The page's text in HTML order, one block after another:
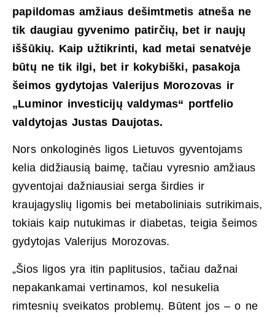
papildomas amžiaus dešimtmetis atneša ne
tik daugiau gyvenimo patirčių, bet ir naujų
iššūkių. Kaip užtikrinti, kad metai senatvėje
būtų ne tik ilgi, bet ir kokybiški, pasakoja
šeimos gydytojas Valerijus Morozovas ir
„Luminor investicijų valdymas“ portfelio
valdytojas Justas Daujotas.
Nors onkologinės ligos Lietuvos gyventojams
kelia didžiausią baimę, tačiau vyresnio amžiaus
gyventojai dažniausiai serga širdies ir
kraujagyslių ligomis bei metaboliniais sutrikimais,
tokiais kaip nutukimas ir diabetas, teigia šeimos
gydytojas Valerijus Morozovas.
„Šios ligos yra itin paplitusios, tačiau dažnai
nepakankamai vertinamos, kol nesukelia
rimtesnių sveikatos problemų. Būtent jos – o ne